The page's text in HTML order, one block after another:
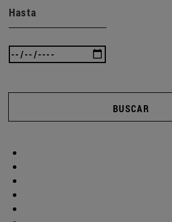
Hasta
BUSCAR